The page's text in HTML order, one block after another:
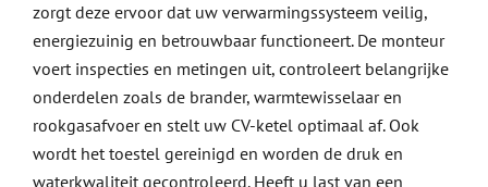
zorgt deze ervoor dat uw verwarmingssysteem veilig,
energiezuinig en betrouwbaar functioneert. De monteur
voert inspecties en metingen uit, controleert belangrijke
onderdelen zoals de brander, warmtewisselaar en
rookgasafvoer en stelt uw CV-ketel optimaal af. Ook
wordt het toestel gereinigd en worden de druk en
waterkwaliteit gecontroleerd. Heeft u last van een